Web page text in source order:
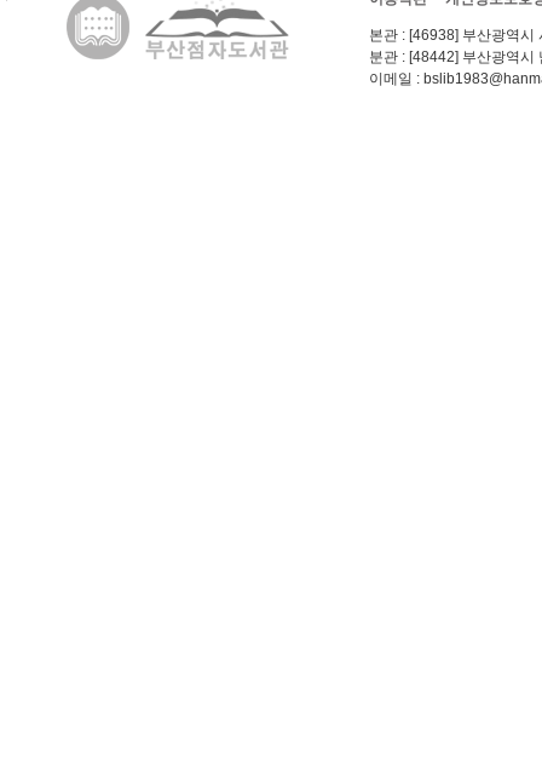
본관 : [46938] 부산광역
분관 : [48442] 부산광역
이메일 :